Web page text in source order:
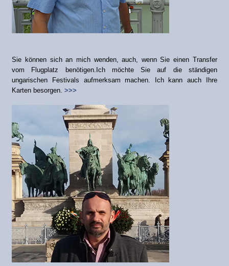
Sie können sich an mich wenden, auch, wenn Sie einen Transfer
vom Flugplatz benötigen.Ich möchte Sie auf die ständigen
ungarischen Festivals aufmerksam machen. Ich kann auch Ihre
Karten besorgen.>>>